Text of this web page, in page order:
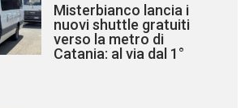
Misterbianco lancia i
nuovi shuttle gratuiti
verso la metro di
Catania: al via dal 1°